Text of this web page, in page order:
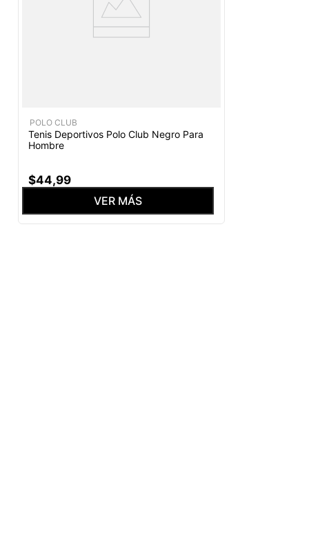
POLO CLUB
Tenis Deportivos Polo Club Negro Para
Hombre
$44,99
VER MÁS